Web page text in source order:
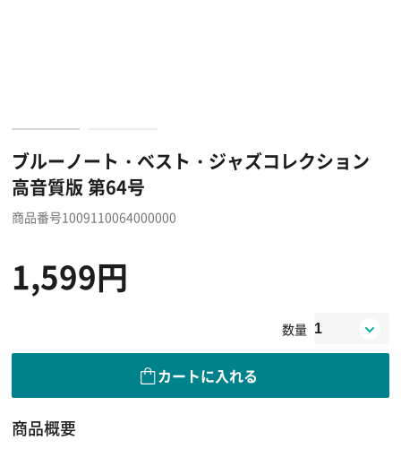
ブルーノート・ベスト・ジャズコレクション
高音質版 第64号
商品番号1009110064000000
1,599円
数量
カートに入れる
商品概要